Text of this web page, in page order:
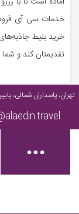
خدمات سی آی
خرید بلیط
تقدیمتان کند و
تهران، پاسداران شمالی،